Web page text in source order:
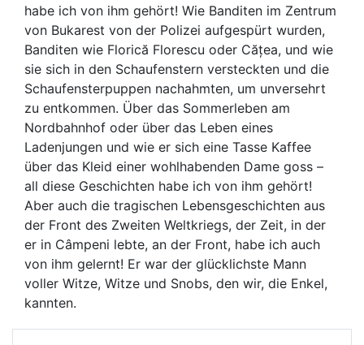
habe ich von ihm gehört! Wie Banditen im Zentrum
von Bukarest von der Polizei aufgespürt wurden,
Banditen wie Florică Florescu oder Cățea, und wie
sie sich in den Schaufenstern versteckten und die
Schaufensterpuppen nachahmten, um unversehrt
zu entkommen. Über das Sommerleben am
Nordbahnhof oder über das Leben eines
Ladenjungen und wie er sich eine Tasse Kaffee
über das Kleid einer wohlhabenden Dame goss –
all diese Geschichten habe ich von ihm gehört!
Aber auch die tragischen Lebensgeschichten aus
der Front des Zweiten Weltkriegs, der Zeit, in der
er in Câmpeni lebte, an der Front, habe ich auch
von ihm gelernt! Er war der glücklichste Mann
voller Witze, Witze und Snobs, den wir, die Enkel,
kannten.